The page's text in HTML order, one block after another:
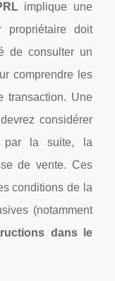
implique une
propriétaire doit
de consulter un
comprendre les
transaction. Une
considérer
par la suite, la
de vente. Ces
conditions de la
(notamment
dans le